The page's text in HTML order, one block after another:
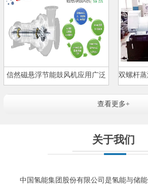
信然磁悬浮节能鼓风机应用广泛
查看更多+
关于我们
中国氢能集团股份有限公司是氢能与储能